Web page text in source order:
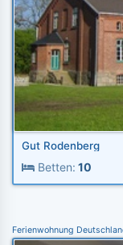
Gut Rodenberg
Betten: 10
Ferienwohnung